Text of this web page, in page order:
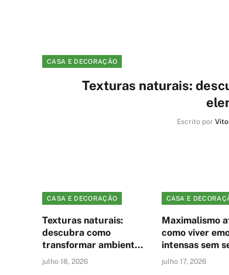
CASA E DECORAÇÃO
Texturas naturais:
Escrito por
CASA E DECORAÇÃO
Texturas naturais:
descubra como
transformar ambientes
com elementos
julho 18, 2026
CASA E
Maximalismo
como viver
intensas sem
julho 17, 2026